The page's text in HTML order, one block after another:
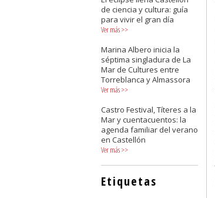
de ciencia y cultura: guía
para vivir el gran día
Ver más>>
Marina Albero inicia la
séptima singladura de La
Mar de Cultures entre
Torreblanca y Almassora
Ver más>>
Castro Festival, Títeres a la
Mar y cuentacuentos: la
agenda familiar del verano
en Castellón
Ver más>>
Etiquetas